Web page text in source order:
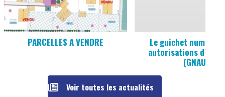
PARCELLES A VENDRE
Le guichet
autorisations
(GNAU)
Voir toutes les actualités